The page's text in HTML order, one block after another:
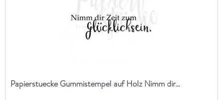
Papierstuecke Gummistempel auf Holz Nimm dir...